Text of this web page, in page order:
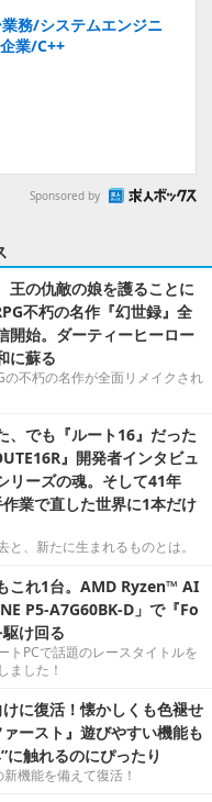
務/システムエンジニ
業/C++
Sponsored by
王の仇敵の娘を護ることに
不朽の名作『幻世録』全
開始。ダーティーヒーロー
に蘇る
の不朽の名作が全面リメイクされ
、でも『ルート16』だった
』開発者インタビュ
リーズの魂。そして41年
業で直した世界に1本だけ
、新たに生まれるものとは。
これ1台。AMD Ryzen™ AI
P5-A7G60BK-D」で『Fo
け回る
トPCで話題のレースタイトルを
ました！
に復活！懐かしくも色褪せ
ースト』遊びやすい機能も
に触れるのにぴったり
機能を備えて復活！